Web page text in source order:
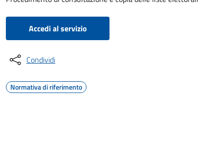
Accedi al servizio
Condividi
Normativa di riferimento